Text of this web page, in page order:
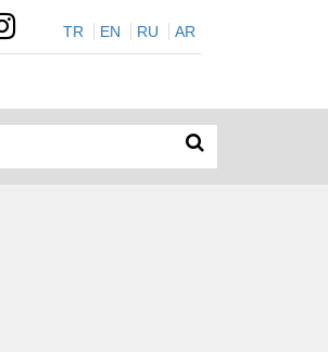
TR EN RU AR